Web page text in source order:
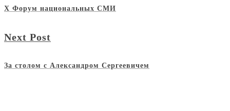
X Форум национальных СМИ
Next Post
За столом с Александром Сергеевичем